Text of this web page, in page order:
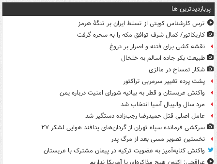
پربازدیدترین ها
ترس کارشناس کویتی از تسلط ایران بر تنگۀ هرمز
کاریکاتور/ کمال شرف توافق مکه را به سخره گرفت
نقشه کشی برای فتنه و اصرار بر دروغ
طبیعت بکر جاده اسالم به خلخال
شکار تمساح در مالزی
پشت پرده تغییر سرمربی تراکتور
واکنش عربستان و قطر به بیانیه شورای امنیت درباره یمن
مرد سال والیبال آسیا انتخاب شد
عامل اصلی قتل حمیدرضا رجب‌زاده دستگیر شد
سرکشی فرمانده سپاه تهران از گردان‌های پدافند هوایی لشکر ۲۷
نخستین تصویر مسی بعد از مرگ پدر
واکنش کنایه‌آمیز به عضویت ترکیه در پیمان مشترک با عربستان
عراقچی: اکنون هیچ مذاکره‌ای با آمریکا نداریم